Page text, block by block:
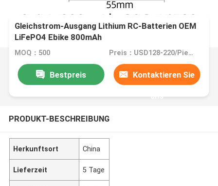
Gleichstrom-Ausgang Lithium RC-Batterien OEM
LiFePO4 Ebike 800mAh
MOQ：500 Preis：USD128-220/Piece
Bestpreis Kontaktieren Sie
uns
PRODUKT-BESCHREIBUNG
Herkunftsort China
Lieferzeit 5 Tage